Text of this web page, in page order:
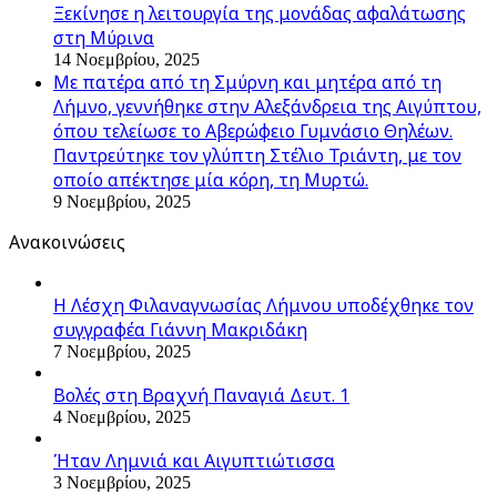
Ξεκίνησε η λειτουργία της μονάδας αφαλάτωσης
στη Μύρινα
14 Νοεμβρίου, 2025
Με πατέρα από τη Σμύρνη και μητέρα από τη
Λήμνο, γεννήθηκε στην Αλεξάνδρεια της Αιγύπτου,
όπου τελείωσε το Αβερώφειο Γυμνάσιο Θηλέων.
Παντρεύτηκε τον γλύπτη Στέλιο Τριάντη, με τον
οποίο απέκτησε μία κόρη, τη Μυρτώ.
9 Νοεμβρίου, 2025
Ανακοινώσεις
Η Λέσχη Φιλαναγνωσίας Λήμνου υποδέχθηκε τον
συγγραφέα Γιάννη Μακριδάκη
7 Νοεμβρίου, 2025
Βολές στη Βραχνή Παναγιά Δευτ. 1
4 Νοεμβρίου, 2025
Ήταν Λημνιά και Αιγυπτιώτισσα
3 Νοεμβρίου, 2025